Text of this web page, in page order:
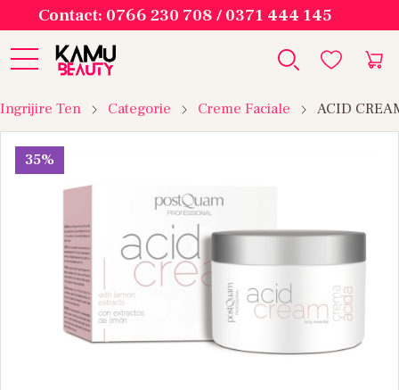
Contact: 0766 230 708 / 0371 444 145
Ingrijire Ten Categorie Creme Faciale ACID
35%